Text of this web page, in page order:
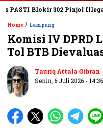
Blokir 302 Pinjol Illegal
Home / Lampung
Komisi IV DPRD
Tol BTB
Tauriq Attala Gibran
Senin, 6 Juli 2026 -